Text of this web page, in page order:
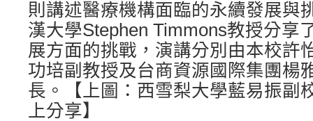
則講述醫療機構面臨的永續發展與
漢大學Stephen Timmons教授分享
展方面的挑戰，演講分別由本校許
功培副教授及台商資源國際集團楊
長。【上圖：西雪梨大學藍易振副
上分享】